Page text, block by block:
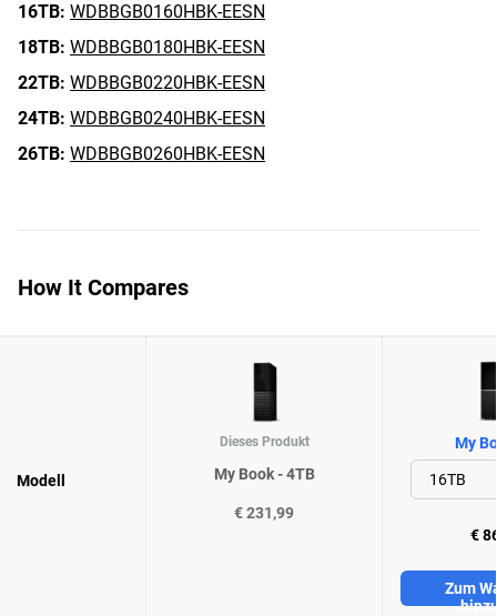
16TB: WDBBGB0160HBK-EESN
18TB: WDBBGB0180HBK-EESN
22TB: WDBBGB0220HBK-EESN
24TB: WDBBGB0240HBK-EESN
26TB: WDBBGB0260HBK-EESN
How It Compares
Modell
Dieses Produkt
My Book - 4TB
€ 231,99
My
€
Zum